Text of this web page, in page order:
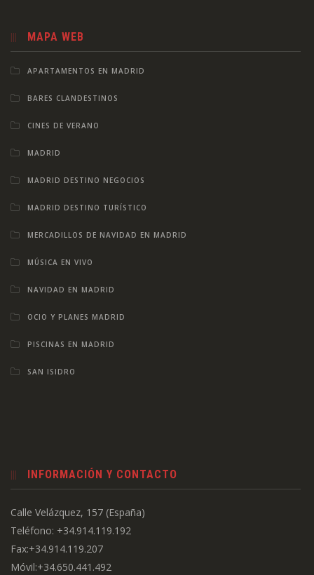
MAPA WEB
APARTAMENTOS EN MADRID
BARES CLANDESTINOS
CINES DE VERANO
MADRID
MADRID DESTINO NEGOCIOS
MADRID DESTINO TURÍSTICO
MERCADILLOS DE NAVIDAD EN MADRID
MÚSICA EN VIVO
NAVIDAD EN MADRID
OCIO Y PLANES MADRID
PISCINAS EN MADRID
SAN ISIDRO
INFORMACIÓN Y CONTACTO
Calle Velázquez, 157 (España)
Teléfono: +34.914.119.192
Fax:+34.914.119.207
Móvil:+34.650.441.492